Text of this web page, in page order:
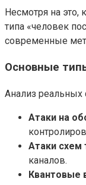
Несмотря на это,
типа «человек
современные
Основные
Анализ реальных
Атаки на
Атаки схем
каналов.
Квантовые